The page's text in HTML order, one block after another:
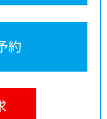
約